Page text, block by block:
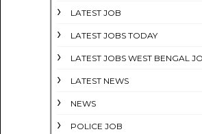
LATEST JOB
LATEST JOBS TODAY
LATEST JOBS WEST BENGAL
LATEST NEWS
NEWS
POLICE JOB